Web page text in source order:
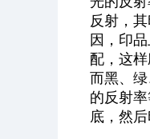
反射，
因，印
配，这
而黑、
的反射
底，然